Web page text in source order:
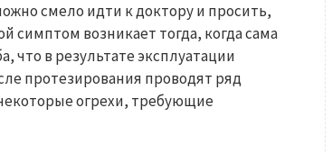
смело идти к доктору и просить,
симптом возникает тогда, когда сама
что в результате эксплуатации
протезирования проводят ряд
огрехи, требующие